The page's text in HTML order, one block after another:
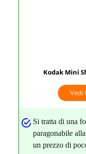
Kodak Mini
Vedi
Si tratta di una
paragonabile
un prezzo di